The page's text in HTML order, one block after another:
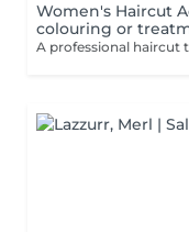
Women's Haircut
colouring or